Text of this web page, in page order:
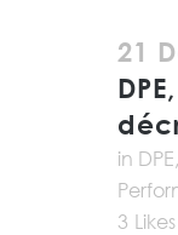
21
in DPE,
3 Likes